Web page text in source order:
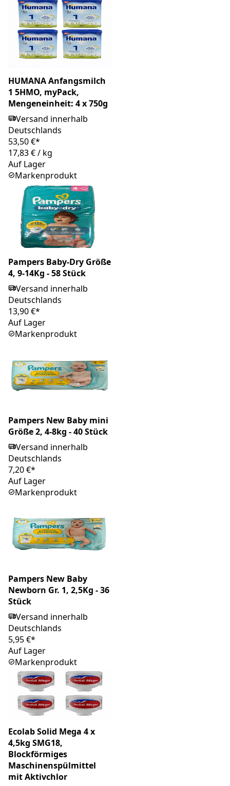
HUMANA Anfangsmilch
1 5HMO, myPack,
Mengeneinheit: 4 x 750g
Versand innerhalb
Deutschlands
53,50 €*
17,83 €/ kg
Auf Lager
Markenprodukt
Pampers Baby-Dry Größe
4, 9-14Kg - 58 Stück
Versand innerhalb
Deutschlands
13,90 €*
Auf Lager
Markenprodukt
Pampers New Baby mini
Größe 2, 4-8kg - 40 Stück
Versand innerhalb
Deutschlands
7,20 €*
Auf Lager
Markenprodukt
Pampers New Baby
Newborn Gr. 1, 2,5Kg - 36
Stück
Versand innerhalb
Deutschlands
5,95 €*
Auf Lager
Markenprodukt
Ecolab Solid Mega 4 x
4,5kg SMG18,
Blockförmiges
Maschinenspülmittel
mit Aktivchlor